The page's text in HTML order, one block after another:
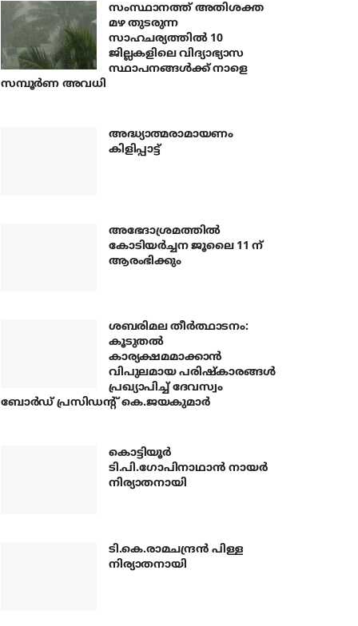
സംസ്ഥാനത്ത് അതിശക്ത
മഴ തുടരുന്ന
സാഹചര്യത്തിൽ 10
ജില്ലകളിലെ വിദ്യാഭ്യാസ
സ്ഥാപനങ്ങൾക്ക് നാളെ
സമ്പൂർണ അവധി
അദ്ധ്യാത്മരാമായണം
കിളിപ്പാട്ട്
അഭേദാശ്രമത്തില്‍
കോടിയര്‍ച്ചന ജൂലൈ 11 ന്
ആരംഭിക്കും
ശബരിമല തീര്‍ത്ഥാടനം:
കൂടുതല്‍
കാര്യക്ഷമമാക്കാന്‍
വിപുലമായ പരിഷ്‌കാരങ്ങള്‍
പ്രഖ്യാപിച്ച് ദേവസ്വം
ബോര്‍ഡ് പ്രസിഡന്റ് കെ.ജയകുമാര്‍
കൊട്ടിയൂര്‍
ടി.പി.ഗോപിനാഥാന്‍ നായര്‍
നിര്യാതനായി
ടി.കെ.രാമചന്ദ്രന്‍ പിള്ള
നിര്യാതനായി